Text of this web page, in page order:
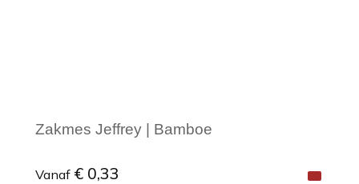
Zakmes Jeffrey | Bamboe
Vanaf € 0,33